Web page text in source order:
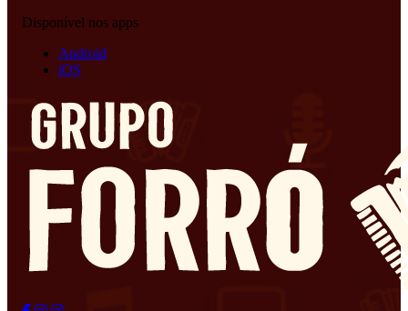
Disponível nos apps
Android
iOS